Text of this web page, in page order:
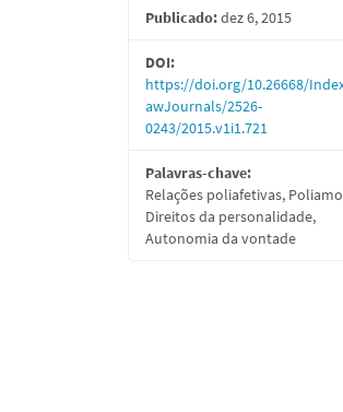
de
artigos
Publicado:dez 6, 2015
DOI:
https://doi.org/10.26668/
awJournals/2526-
0243/2015.v1i1.721
Palavras-chave:
Relações poliafetivas,
Direitos da personalidade,
Autonomia da vontade